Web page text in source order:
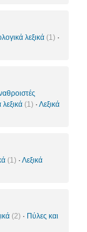
λεξικά (1) ·
λεξικά (1) · Λεξικά
(1) · Λεξικά
(2) · Πύλες και